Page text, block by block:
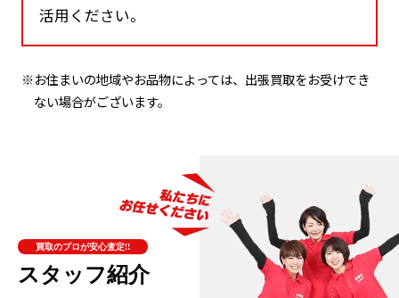
活用ください。
※お住まいの地域やお品物によっては、出張買取をお受けでき
ない場合がございます。
買取のプロが安心査定!!
スタッフ紹介